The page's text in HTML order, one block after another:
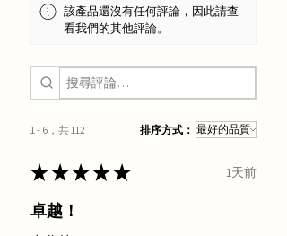
該產品還沒有任何評論，因此請查
看我們的其他評論。
1 - 6，共 112 排序方式：
★★★★★ 1天前
卓越！